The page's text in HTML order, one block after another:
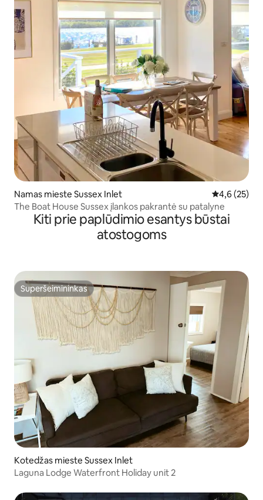
Namas mieste Sussex Inlet Vidutinis
4,6 (25)
The Boat House Sussex įlankos pakrantė su patalyne
Kiti prie paplūdimio esantys būstai
atostogoms
Superšeimininkas
Superšeimininkas
Kotedžas mieste Sussex Inlet
Laguna Lodge Waterfront Holiday unit 2